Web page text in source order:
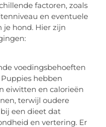
factoren, zoals
en eventuele
je hond. Hier zijn
voedingsbehoeften
hebben
eiwitten en calorieën
terwijl oudere
een dieet dat
en vertering. Er